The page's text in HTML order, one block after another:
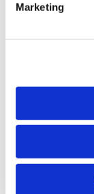
Marketing